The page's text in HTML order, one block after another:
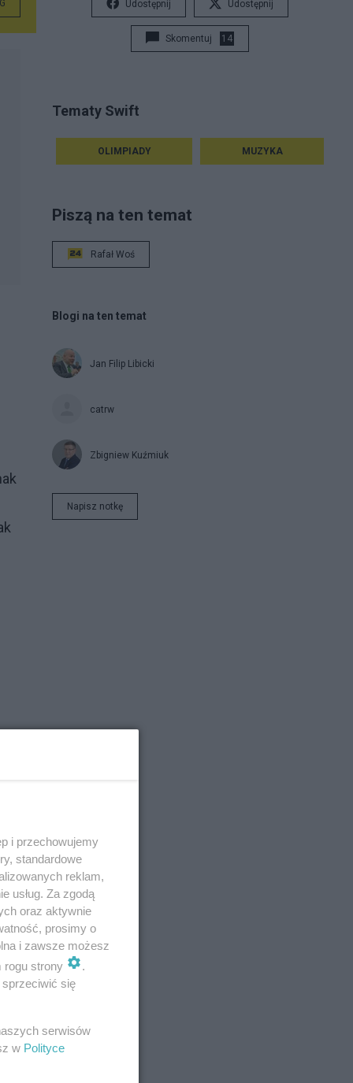
Udostępnij Udostępnij
Skomentuj 14
Tematy Swift
OLIMPIADY MUZYKA
Piszą na ten temat
Rafał Woś
Blogi na ten temat
Jan Filip Libicki
catrw
Zbigniew Kuźmiuk
Napisz notkę
i przechowujemy
standardowe
reklam,
usług. Za zgodą
oraz aktywnie
prosimy o
i zawsze możesz
rogu strony
.
się
serwisów
w Polityce